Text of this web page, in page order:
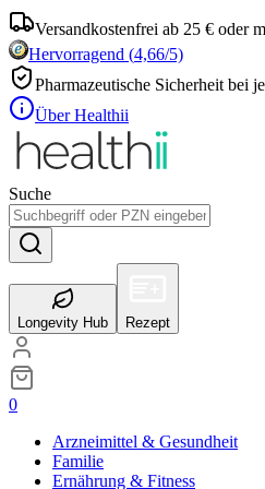
Versandkostenfrei ab 25 € oder
Hervorragend (4,66/5)
Pharmazeutische Sicherheit bei
Über Healthii
Suche
Longevity Hub Rezept
0
Arzneimittel & Gesundheit
Familie
Ernährung & Fitness